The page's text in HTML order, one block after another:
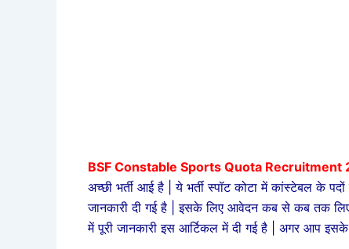
BSF Constable Sports Quota Recruitment
अच्छी भर्ती आई है | ये भर्ती स्पॉट कोटा में कांस्टेबल के
जानकारी दी गई है | इसके लिए आवेदन कब से कब तक
में पूरी जानकारी इस आर्टिकल में दी गई है | अगर आप